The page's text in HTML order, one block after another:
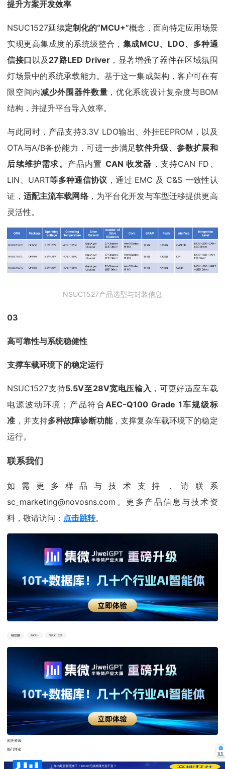
提升方案开发效率
NSUC1527延续定制化的“MCU+”概念，面向特定应用场景
实现更高集成度的系统级整合， 集成MCU、LDO、多种通
信接口 以及 27路LED Driver，显著增强了器件在区域氛围
灯场景中的系统承载能力。基于这一集成架构，客户可在有
限空间内减少外围器件数量 ，优化系统设计复杂度与BOM
结构，并提升平台导入效率。
与此同时，产品支持3.3V LDO输出、外挂EEPROM，以及
OTA与A/B备份能力，可进一步满足软件升级、参数扩展和
后续维护需求。 产品内置 CAN 收发器 ，支持CAN FD、
LIN、UART等多种通信协议 ，通过 EMC 及 C&S 一致性认
证， 适配主流车载网络，为平台化开发与车型迁移提供更高
灵活性。
NSUC1527产品选型与封装信息
03
高可靠性与系统稳健性
支撑车载环境下的稳定运行
NSUC1527支持5.5V至28V宽电压输入 ，可更好适应车载
电源波动环境；产品符合AEC-Q100 Grade 1车规级标
准 ，并支持多种故障诊断功能，支撑复杂车载环境下的稳定
运行。
联系我们
如需更多样品与技术支持，请联系
sc_marketing@novosns.com。更多产品信息与技术资
料，敬请访问： 点击跳转。
纳芯微 MCU+ NSUC1527
相关资讯
热门评论
年内最贵新股来了！186.88元频准激光贵不贵？
首页